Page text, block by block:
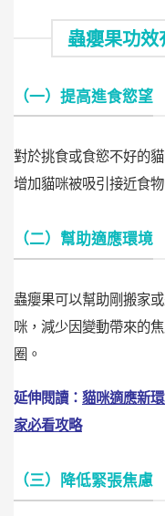
蟲癭果功效
（一）提高進食慾望
對於挑食或食慾不好的
增加貓咪被吸引接近食
（二）幫助適應環境
蟲癭果可以幫助剛搬家
咪，減少因變動帶來的
圈。
延伸閱讀： 貓咪適應新
家必看攻略
（三）降低緊張焦慮